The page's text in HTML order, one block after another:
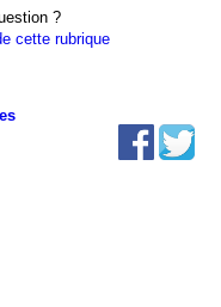
?
cette rubrique